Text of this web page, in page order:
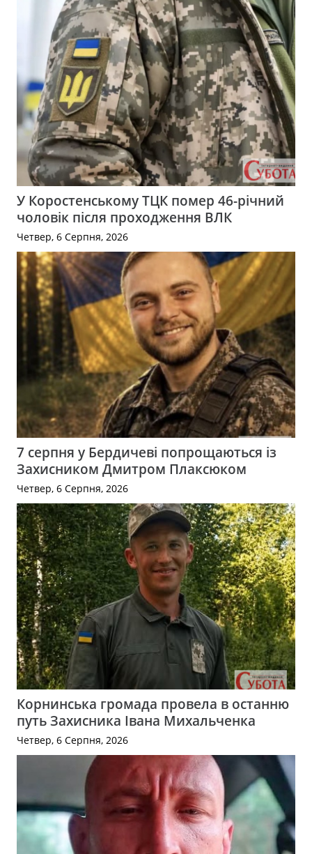
У Коростенському ТЦК помер 46-річний
чоловік після проходження ВЛК
Четвер, 6 Серпня, 2026
7 серпня у Бердичеві попрощаються із
Захисником Дмитром Плаксюком
Четвер, 6 Серпня, 2026
Корнинська громада провела в останню
путь Захисника Івана Михальченка
Четвер, 6 Серпня, 2026